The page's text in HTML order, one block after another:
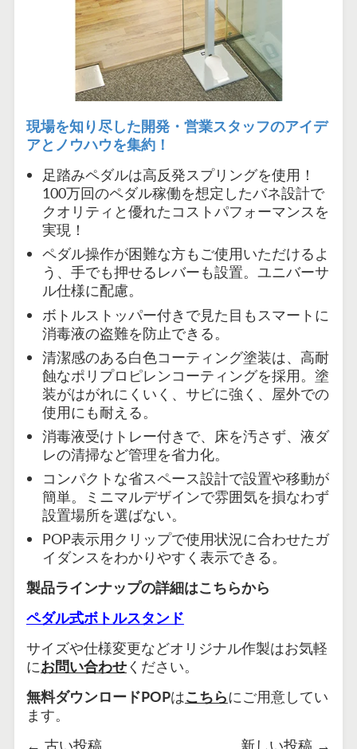
現場を知り尽した開発・営業スタッフのアイデ
アとノウハウを集約！
足踏みペダルは高反発スプリングを使用！
100万回のペダル稼働を想定したバネ設計で
クオリティと優れたコストパフォーマンスを
実現！
ペダル操作が困難な方もご使用いただけるよ
う、手でも押せるレバーも設置。ユニバーサ
ル仕様に配慮。
ボトルストッパー付きで見た目もスマートに
消毒液の盗難を防止できる。
清潔感のある白色コーティング塗装は、 高耐
蝕なポリプロピレンコーティングを採用。塗
装がはがれにくいく、 サビに強く、屋外での
使用にも耐える。
消毒液受けトレー付きで、床を汚さず、液ダ
レの清掃など管理を省力化。
コンパクトな省スペース設計で設置や移動が
簡単。ミニマルデザインで雰囲気を損なわず
設置場所を選ばない。
POP表示用クリップで使用状況に合わせたガ
イダンスをわかりやすく表示できる。
製品ラインナップの詳細はこちらから
ペダル式ボトルスタンド
サイズや仕様変更などオリジナル作製はお気軽
にお問い合わせください。
無料ダウンロードPOPはこちらにご用意してい
ます。
← 古い投稿 新しい投稿 →